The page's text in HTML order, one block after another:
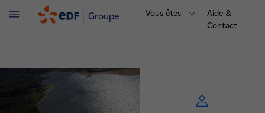
Groupe Vous êtes
Aide &
Contact
Menu